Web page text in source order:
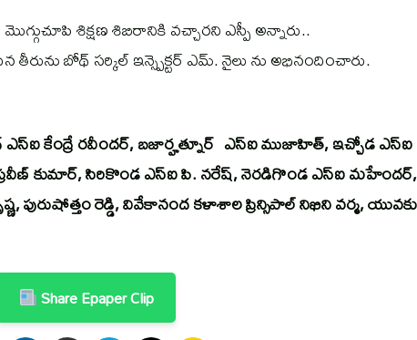
శిక్షణ శిబిరానికి వచ్చారని ఎస్పీ అన్నారు..
బోథ్ సర్కిల్ ఇన్స్పెక్టర్ ఎమ్. నైలు ను అభినందించారు.
కేంద్రే రవీందర్, బజార్హత్నూర్ ఎస్ఐ ముజాహిత్, ఇచ్చోడ ఎస్ఐ
కుమార్, సిరికొండ ఎస్ఐ పి. నరేష్, నెరడిగొండ ఎస్ఐ మహేందర్,
పురుషోత్తం రెడ్డి, వివేకానంద కళాశాల ప్రిన్సిపాల్ నిఖిని వర్మ,
Share Epaper Clip